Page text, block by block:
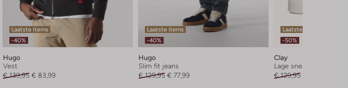
Laatste items
-40%
Hugo
Vest
€ 139,95 € 83,99
Laatste items
-40%
Hugo
Slim fit jeans
€ 129,95 € 77,99
Laatste maten
-50%
Clay
Lage sneakers
€ 129,95